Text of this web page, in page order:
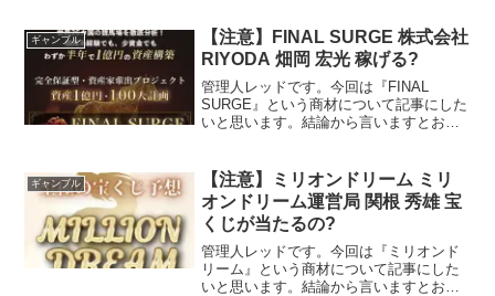
特定商取引法に基づく表示販売者名島
影 明住所〒066-005...
ギャンブル
【注意】FINAL SURGE 株式会社
RIYODA 畑岡 宏光 稼げる?
管理人レッドです。今回は『FINAL
SURGE』という商材について記事にした
いと思います。結論から言いますとお奨
取引法に基づく表示販売事業者株式会社
RIYODA運営責...
ギャンブル
【注意】ミリオンドリーム ミリ
オンドリーム運営局 関根 秀雄 宝
くじが当たるの?
管理人レッドです。今回は『ミリオンド
リーム』という商材について記事にした
いと思います。結論から言いますとお奨